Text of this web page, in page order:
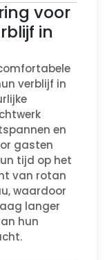
voor
in
verblijf in
en
gasten
tijd op het
van rotan
waardoor
langer
hun